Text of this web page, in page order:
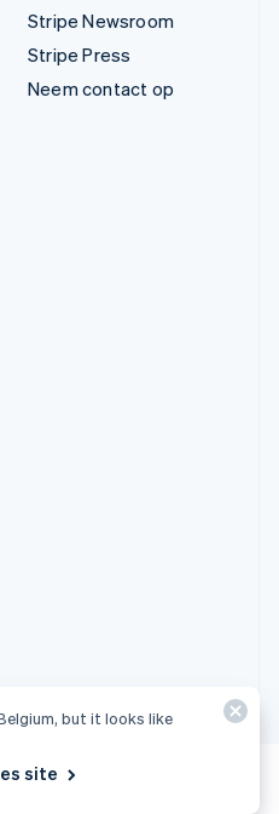
Stripe Newsroom
Stripe Press
Neem contact op
but it looks like
site